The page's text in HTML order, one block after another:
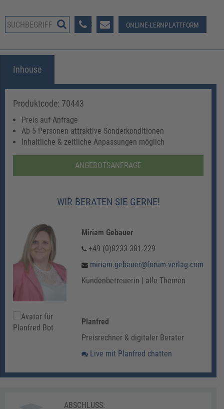
08233 381-123 ONLINE-LERNPLATTFORM
Inhouse
Produktcode: 70443
Preis auf Anfrage
Ab 5 Personen attraktive Sonderkonditionen
Inhaltliche & zeitliche Anpassungen möglich
ANGEBOTSANFRAGE
WIR BERATEN SIE GERNE!
Miriam Gebauer
+49 (0)8233 381-229
miriam.gebauer@forum-verlag.com
Kundenbetreuerin | alle Themen
Planfred
Preisrechner & digitaler Berater
Live mit Planfred chatten
ABSCHLUSS: